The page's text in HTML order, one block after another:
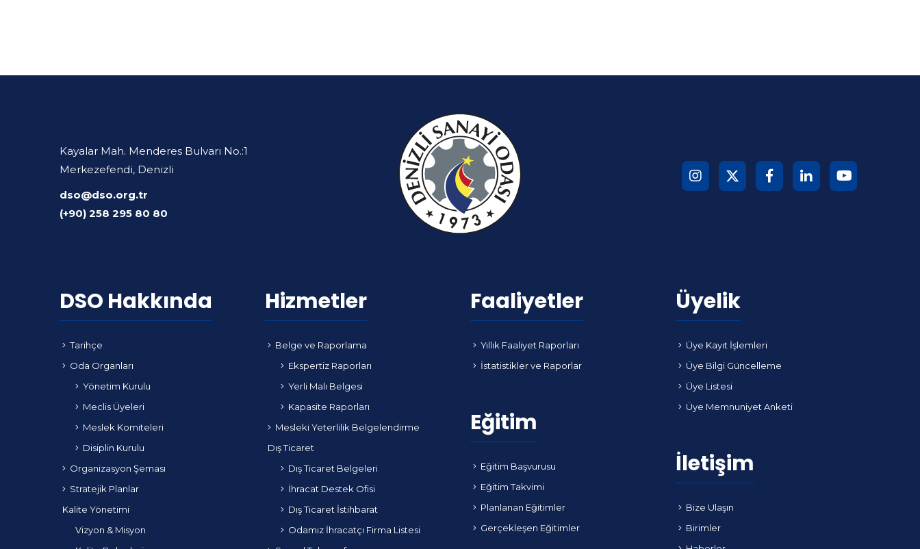
Kayalar Mah. Menderes Bulvarı No.:1
Merkezefendi, Denizli
dso@dso.org.tr
(+90) 258 295 80 80
DSO Hakkında
Tarihçe
Oda Organları
Yönetim Kurulu
Meclis Üyeleri
Meslek Komiteleri
Disiplin Kurulu
Organizasyon Şeması
Stratejik Planlar
Kalite Yönetimi
Vizyon & Misyon
Hizmetler
Belge ve Raporlama
Ekspertiz Raporları
Yerli Malı Belgesi
Kapasite Raporları
Mesleki Yeterlilik Belgelendirme
Dış Ticaret
Dış Ticaret Belgeleri
İhracat Destek Ofisi
Dış Ticaret İstihbarat
Odamız İhracatçı Firma Listesi
Faaliyetler
Yıllık Faaliyet Raporları
İstatistikler ve Raporlar
Eğitim
Eğitim Başvurusu
Eğitim Takvimi
Planlanan Eğitimler
Gerçekleşen Eğitimler
Üyelik
Üye Kayıt İşlemleri
Üye Bilgi Güncelleme
Üye Listesi
Üye Memnuniyet Anketi
İletişim
Bize Ulaşın
Birimler